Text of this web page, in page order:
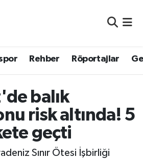
Rehber Röportajlar
balık
risk altında! 5
geçti
Sınır Ötesi İşbirliği
Eczaneler
Vakitleri
Haritası
Durumu ve Fikstür